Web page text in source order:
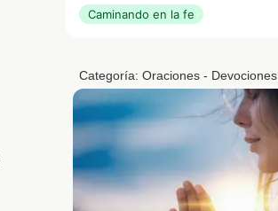
Caminando en la fe
Categoría: Oraciones - Devociones